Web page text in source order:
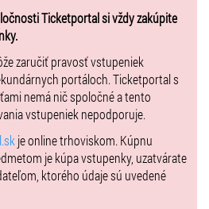
Fedroková, Peter Szollos, Tomáš
Kompuš, Jana Tribulová, Alica Olčáková
Trokanová, Michal Candrák, Miroslav
Erika Fajtová
Trokanová, Tadeáš Bolo, Miroslav
Erika Fajtová
Tadeáš Bolo, Miroslav
Erika Fajtová
Ticketportal si vždy zakúpite
zaručiť pravosť vstupeniek
portáloch. Ticketportal s
nemá nič spoločné a tento
vstupeniek nepodporuje.
je online trhoviskom. Kúpnu
je kúpa vstupenky, uzatvárate
ktorého údaje sú uvedené